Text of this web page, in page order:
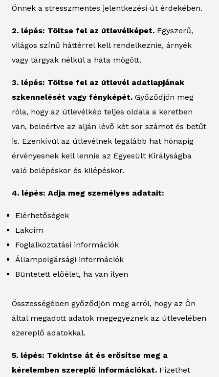
Önnek a stresszmentes jelentkezési út érdekében.
2. lépés: Töltse fel az útlevélképet. Egyszerű,
világos színű háttérrel kell rendelkeznie, árnyék
vagy tárgyak nélkül a háta mögött.
3. lépés: Töltse fel az útlevél adatlapjának
szkennelését vagy fényképét. Győződjön meg
róla, hogy az útlevélkép teljes oldala a keretben
van, beleértve az alján lévő két sor számot és betűt
is. Ezenkívül az útlevélnek legalább hat hónapig
érvényesnek kell lennie az Egyesült Királyságba
való belépéskor és kilépéskor.
4. lépés: Adja meg személyes adatait:
Elérhetőségek
Lakcím
Foglalkoztatási információk
Állampolgársági információk
Büntetett előélet, ha van ilyen
Összességében győződjön meg arról, hogy az Ön
által megadott adatok megegyeznek az útlevelében
szereplő adatokkal.
5. lépés: Tekintse át és erősítse meg a
kérelemben szereplő információkat. Fizethet